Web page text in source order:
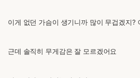
이게 없던 가슴이 생기니까 많이 무겁겠지?
근데 솔직히 무게감은 잘 모르겠어요